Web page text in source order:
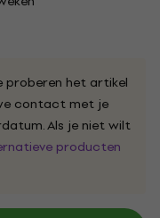
proberen het artikel
contact met je
Als je niet wilt
producten